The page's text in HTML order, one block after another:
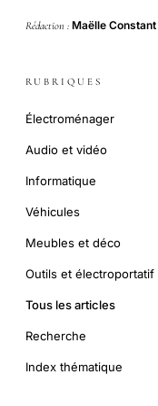
Rédaction : Maëlle Constant
RUBRIQUES
Électroménager
Audio et vidéo
Informatique
Véhicules
Meubles et déco
Outils et électroportatif
Tous les articles
Recherche
Index thématique